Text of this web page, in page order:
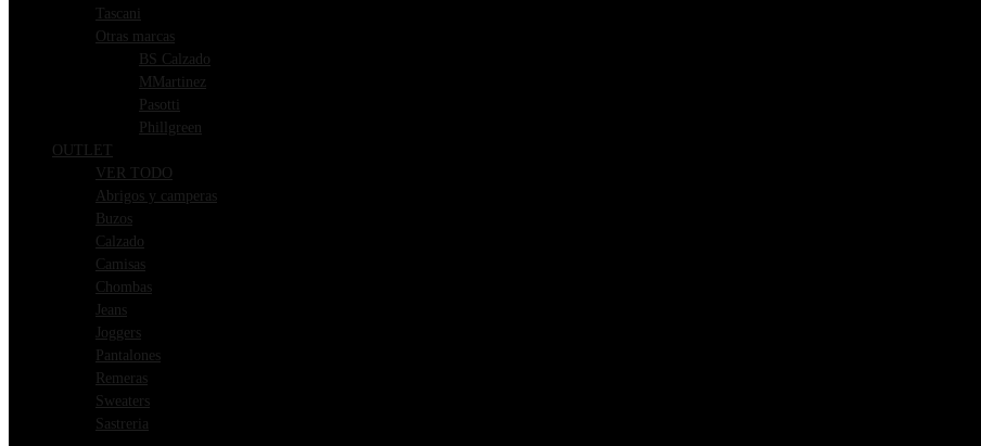
Tascani
Otras marcas
BS Calzado
MMartinez
Pasotti
Phillgreen
OUTLET
VER TODO
Abrigos y camperas
Buzos
Calzado
Camisas
Chombas
Jeans
Joggers
Pantalones
Remeras
Sweaters
Sastreria